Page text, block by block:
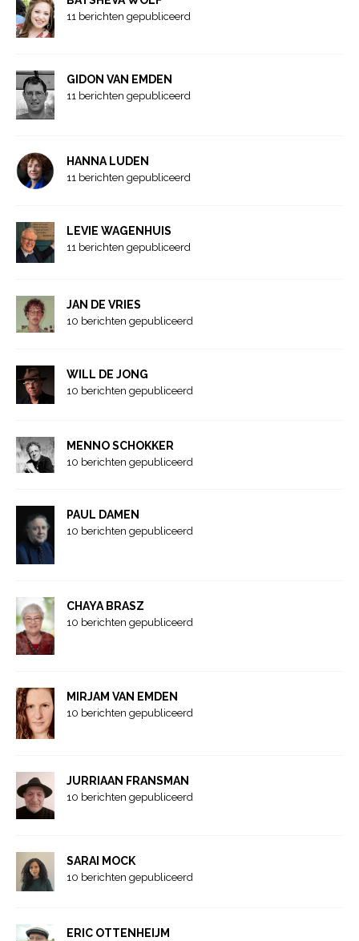
11 berichten gepubliceerd
GIDON VAN EMDEN
11 berichten gepubliceerd
HANNA LUDEN
11 berichten gepubliceerd
LEVIE WAGENHUIS
11 berichten gepubliceerd
JAN DE VRIES
10 berichten gepubliceerd
WILL DE JONG
10 berichten gepubliceerd
MENNO SCHOKKER
10 berichten gepubliceerd
PAUL DAMEN
10 berichten gepubliceerd
CHAYA BRASZ
10 berichten gepubliceerd
MIRJAM VAN EMDEN
10 berichten gepubliceerd
JURRIAAN FRANSMAN
10 berichten gepubliceerd
SARAI MOCK
10 berichten gepubliceerd
ERIC OTTENHEIJM